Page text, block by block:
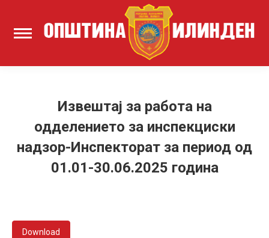
Извештај за работа на
одделението за инспекциски
надзор-Инспекторат за период од
01.01-30.06.2025 година
Download